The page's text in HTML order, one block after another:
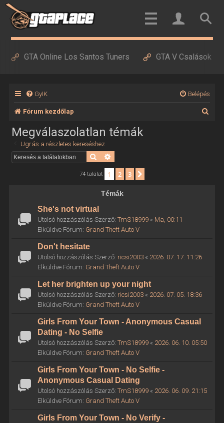
GTA Online Los Santos Tuners GTA V Csalások
GyIK Belépés
Fórum kezdőlap
Megválaszolatlan témák
Ugrás a részletes kereséshez
Keresés
74 találat 1 2 3
Témák
She's not virtual
Utolsó hozzászólás Szerző: TmS18999« Ma, 00:11
Elküldve Fórum: Grand Theft Auto V
Don't hesitate
Utolsó hozzászólás Szerző: ricsi2003« 2026. 07. 17. 11:26
Elküldve Fórum: Grand Theft Auto V
Let her brighten up your night
Utolsó hozzászólás Szerző: ricsi2003« 2026. 07. 05. 18:36
Elküldve Fórum: Grand Theft Auto V
Girls From Your Town - Anonymous Casual
Dating - No Selfie
Utolsó hozzászólás Szerző: TmS18999« 2026. 06. 10. 05:50
Elküldve Fórum: Grand Theft Auto V
Girls From Your Town - No Selfie -
Anonymous Casual Dating
Utolsó hozzászólás Szerző: TmS18999« 2026. 06. 09. 21:15
Elküldve Fórum: Grand Theft Auto V
Girls From Your Town - No Verify -